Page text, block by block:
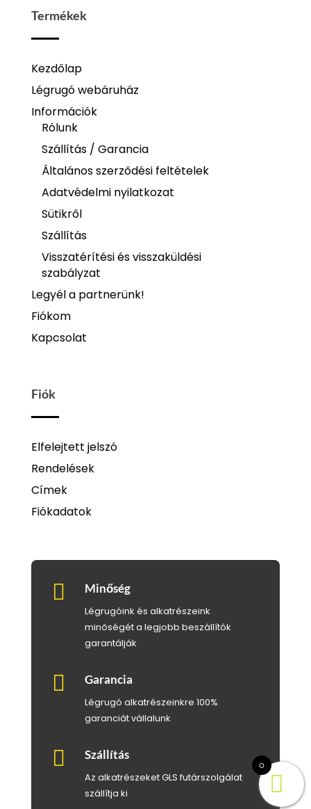
Termékek
Kezdőlap
Légrugó webáruház
Információk
Rólunk
Szállítás / Garancia
Általános szerződési feltételek
Adatvédelmi nyilatkozat
Sütikről
Szállítás
Visszatérítési és visszaküldési
szabályzat
Legyél a partnerünk!
Fiókom
Kapcsolat
Fiók
Elfelejtett jelszó
Rendelések
Címek
Fiókadatok
 Minőség
Légrugóink és alkatrészeink
minőségét a legjobb beszállítók
garantálják
 Garancia
Légrugó alkatrészeinkre 100%
garanciát vállalunk
 Szállítás
Az alkatrészeket GLS futárszolgálat
szállítja ki
0